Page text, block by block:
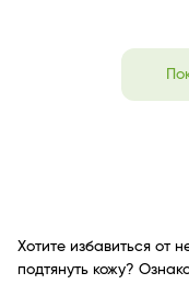
Хотите избавиться от
подтянуть кожу?